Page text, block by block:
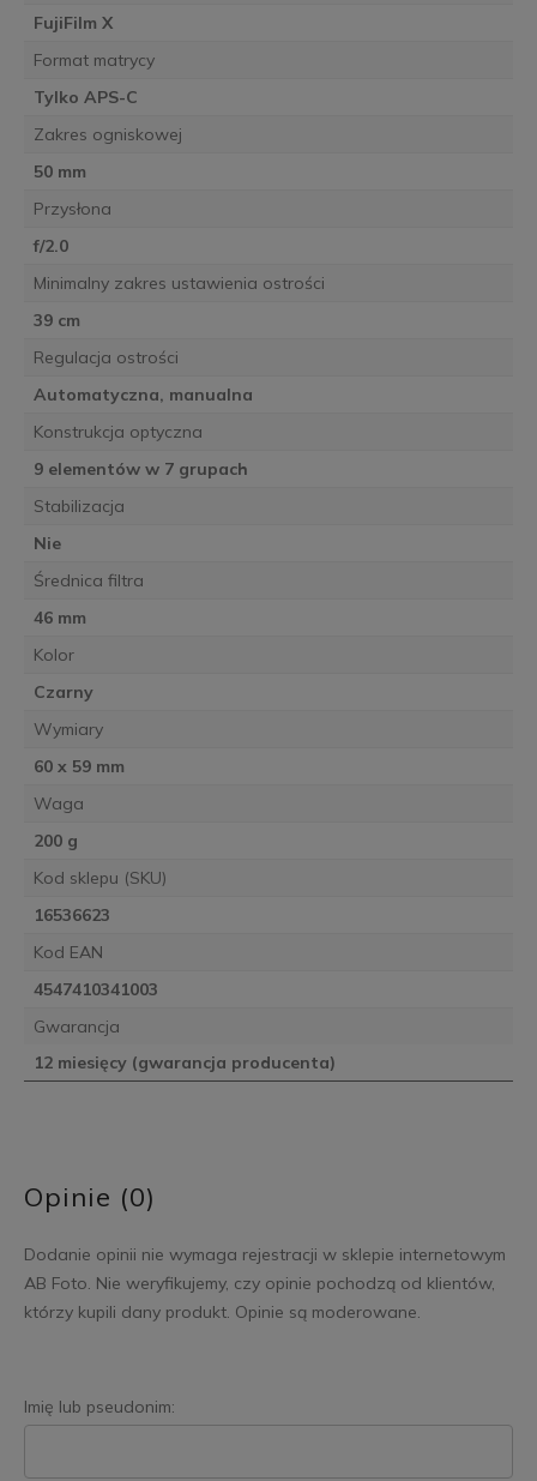
FujiFilm X
Format matrycy
Tylko APS-C
Zakres ogniskowej
50 mm
Przysłona
f/2.0
Minimalny zakres ustawienia ostrości
39 cm
Regulacja ostrości
Automatyczna, manualna
Konstrukcja optyczna
9 elementów w 7 grupach
Stabilizacja
Nie
Średnica filtra
46 mm
Kolor
Czarny
Wymiary
60 x 59 mm
Waga
200 g
Kod sklepu (SKU)
16536623
Kod EAN
4547410341003
Gwarancja
12 miesięcy (gwarancja producenta)
Opinie (0)
Dodanie opinii nie wymaga rejestracji w sklepie internetowym
AB Foto. Nie weryfikujemy, czy opinie pochodzą od klientów,
którzy kupili dany produkt. Opinie są moderowane.
Imię lub pseudonim: